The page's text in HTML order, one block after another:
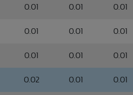
0.01 0.01 0.01
0.01 0.01 0.01
0.01 0.01 0.01
0.02 0.01 0.01